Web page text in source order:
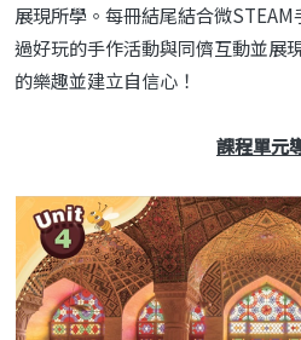
展現所學。每冊結尾結合微
過好玩的手作活動與同儕互動並展
的樂趣並建立自信心！
課程單元